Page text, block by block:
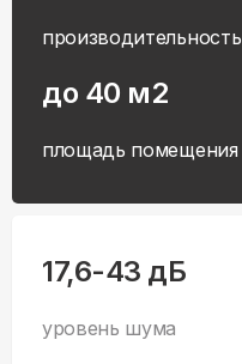
производительность
до 40 м2
площадь помещения
17,6-43 дБ
уровень шума